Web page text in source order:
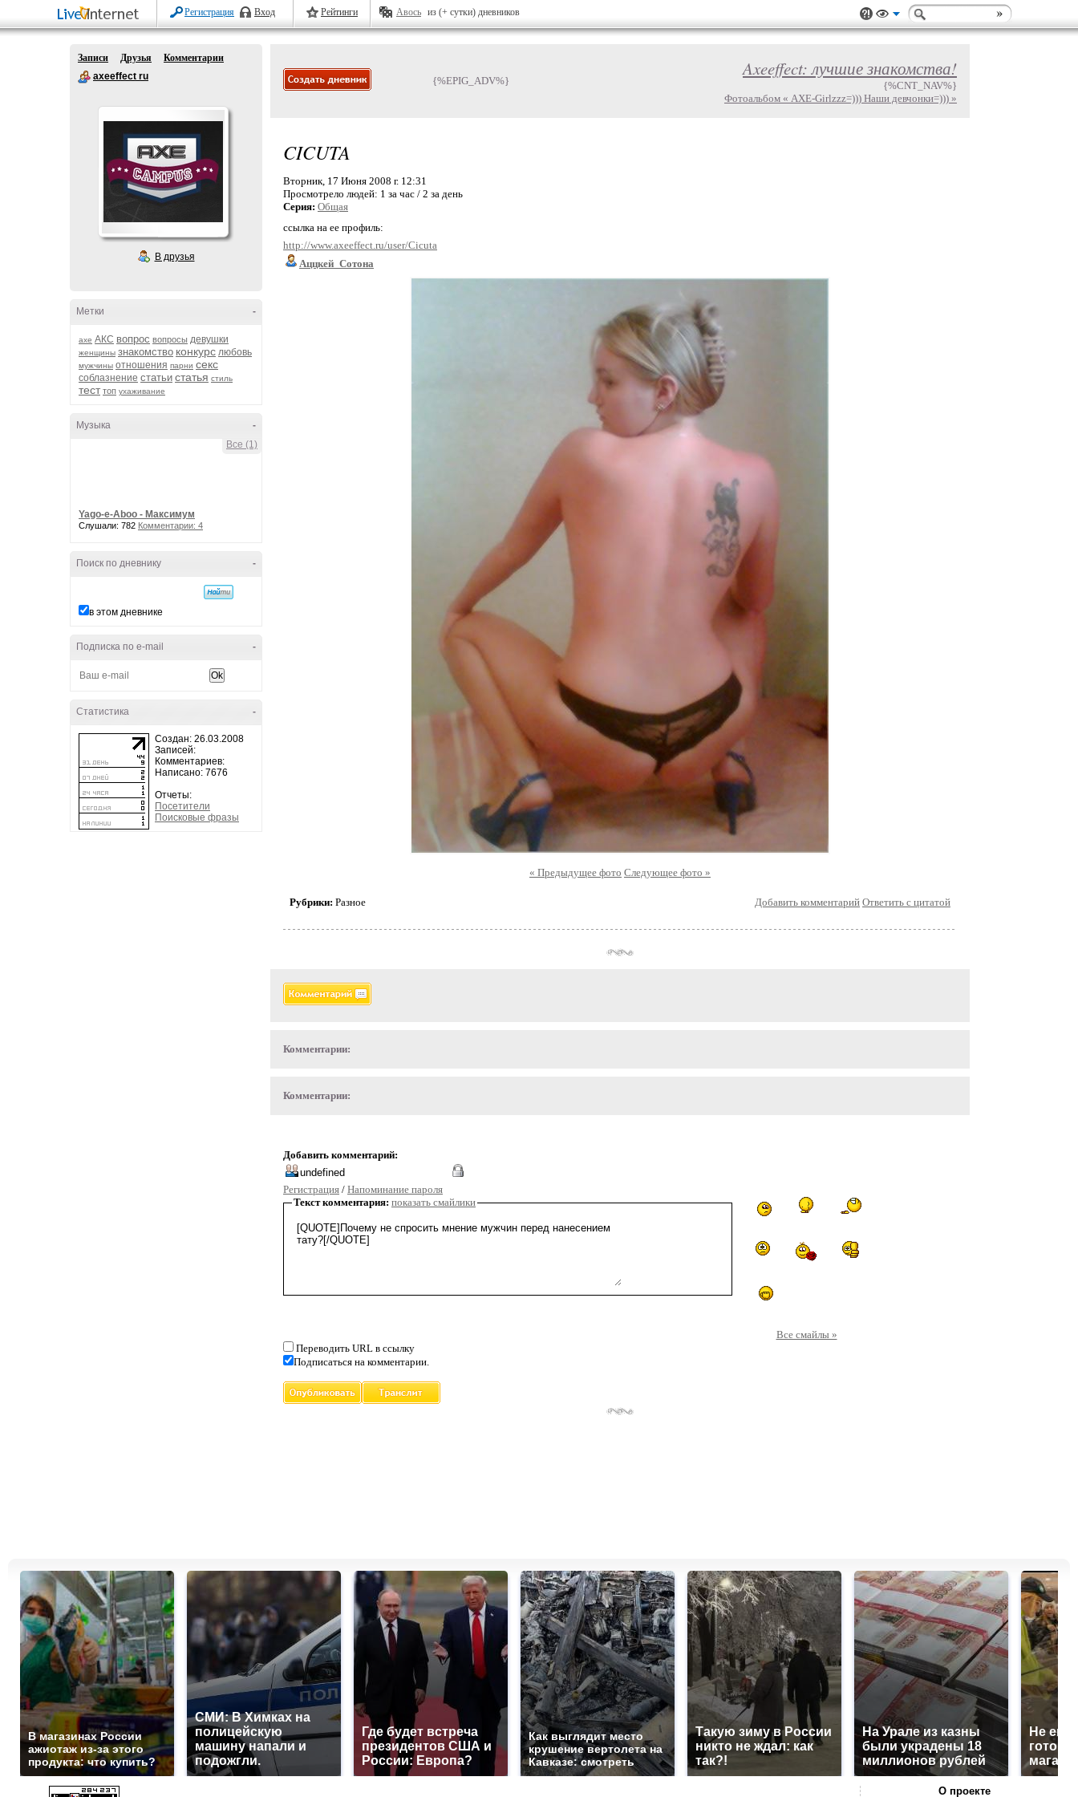
Регистрация Вход Рейтинги Авось из (+ сутки) дневников
Записи Друзья
Комментарии
axeeffect ru
В друзья
-
Метки
axe АКС вопрос вопросы девушки
женщины знакомство конкурс любовь
мужчины отношения парни секс
соблазнение статьи статья стиль
тест топ ухаживание
-
Музыка
Все (1)
Yago-e-Aboo - Максимум
Слушали: 782 Комментарии: 4
-
Поиск по дневнику
в этом дневнике
-
Подписка по e-mail
-
Статистика
Создан: 26.03.2008
Записей:
Комментариев:
Написано: 7676
Отчеты:
Посетители
Поисковые фразы
{%EPIG_ADV%}
Axeeffect: лучшие знакомства!
{%CNT_NAV%}
Фотоальбом « AXE-Girlzzz=))) Наши девчонки=))) »
CICUTA
Вторник, 17 Июня 2008 г. 12:31
Просмотрело людей: 1 за час / 2 за день
Серия: Общая
ссылка на ее профиль:
http://www.axeeffect.ru/user/Cicuta
Аццкей_Сотона
« Предыдущее фото Следующее фото »
Рубрики: Разное Добавить комментарий Ответить с цитатой
Комментарии:
Комментарии:
Добавить комментарий:
Регистрация / Напоминание пароля
Текст комментария: показать смайлики
Все смайлы »
Переводить URL в ссылку
Подписаться на комментарии.
В магазинах России
ажиотаж из-за этого
продукта: что купить?
СМИ: В Химках на
полицейскую
машину напали и
подожгли.
Где будет встреча
президентов США и
России: Европа?
Как выглядит место
крушение вертолета на
Кавказе: смотреть
Такую зиму в России
никто не ждал: как
так?!
На Урале из казны
были украдены 18
миллионов рублей
Не
О проекте